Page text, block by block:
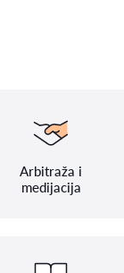
Arbitraža i
medijacija